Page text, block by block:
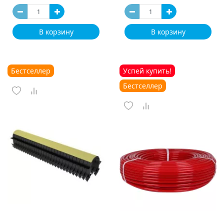
В корзину В корзину
Бестселлер
Успей купить!
Бестселлер